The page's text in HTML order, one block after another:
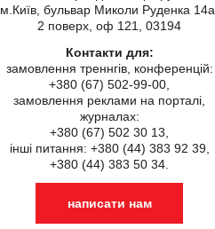
м.Київ, бульвар Миколи Руденка 14а,
2 поверх, оф 121, 03194
Контакти для:
замовлення треннгів, конференцій:
+380 (67) 502-99-00,
замовлення реклами на порталі,
журналах:
+380 (67) 502 30 13,
інші питання: +380 (44) 383 92 39,
+380 (44) 383 50 34.
написати нам